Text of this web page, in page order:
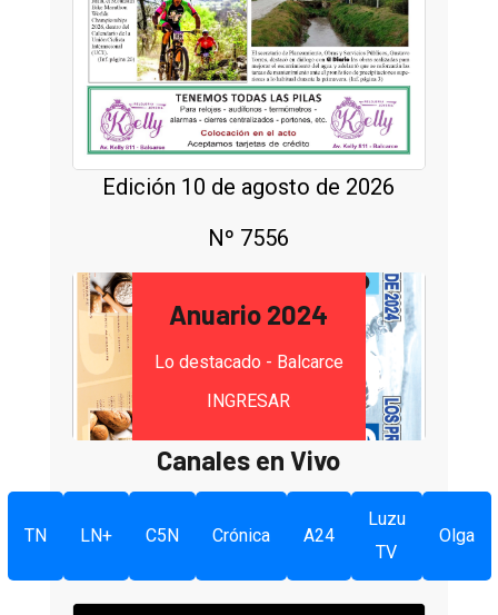
Edición 10 de agosto de 2026
Nº 7556
Anuario 2024
Lo destacado - Balcarce
INGRESAR
Canales en Vivo
TN LN+ C5N Crónica A24
Luzu
TV
Olga